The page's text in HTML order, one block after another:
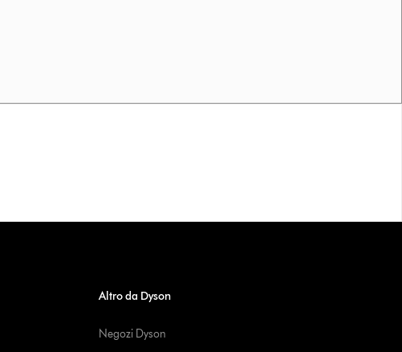
Altro da Dyson
Negozi Dyson